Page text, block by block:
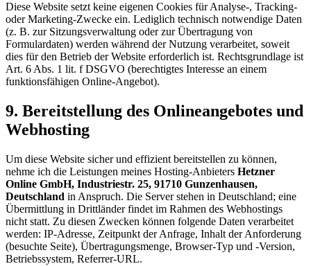
Diese Website setzt keine eigenen Cookies für Analyse-, Tracking-
oder Marketing-Zwecke ein. Lediglich technisch notwendige Daten
(z. B. zur Sitzungsverwaltung oder zur Übertragung von
Formulardaten) werden während der Nutzung verarbeitet, soweit
dies für den Betrieb der Website erforderlich ist. Rechtsgrundlage ist
Art. 6 Abs. 1 lit. f DSGVO (berechtigtes Interesse an einem
funktionsfähigen Online-Angebot).
9. Bereitstellung des Onlineangebotes und
Webhosting
Um diese Website sicher und effizient bereitstellen zu können,
nehme ich die Leistungen meines Hosting-Anbieters Hetzner
Online GmbH, Industriestr. 25, 91710 Gunzenhausen,
Deutschland in Anspruch. Die Server stehen in Deutschland; eine
Übermittlung in Drittländer findet im Rahmen des Webhostings
nicht statt. Zu diesen Zwecken können folgende Daten verarbeitet
werden: IP-Adresse, Zeitpunkt der Anfrage, Inhalt der Anforderung
(besuchte Seite), Übertragungsmenge, Browser-Typ und -Version,
Betriebssystem, Referrer-URL.